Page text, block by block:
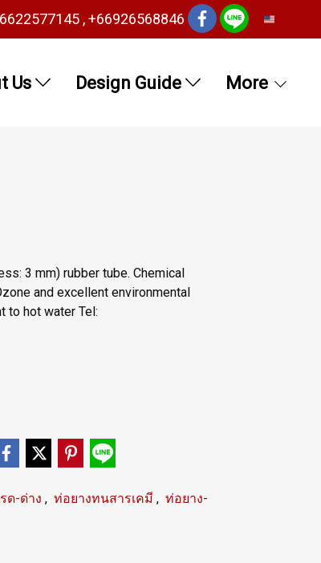
, +66926568846
Us Design Guide More
3 mm) rubber tube. Chemical
and excellent environmental
to hot water Tel:
ด-ด่าง , ท่อยางทนสารเคมี , ท่อยาง-